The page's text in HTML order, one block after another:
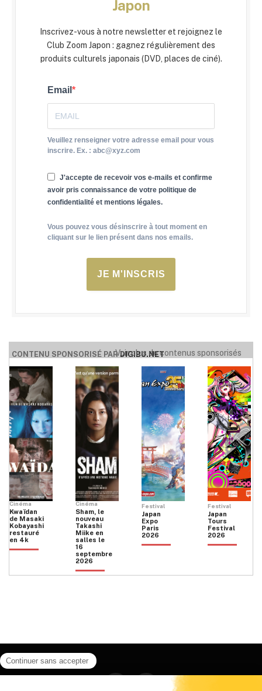
Japon
Inscrivez-vous à notre newsletter et rejoignez le
Club Zoom Japon : gagnez régulièrement des
produits culturels japonais (DVD, places de ciné).
Email
Veuillez renseigner votre adresse email pour vous
inscrire. Ex. : abc@xyz.com
J'accepte de recevoir vos e-mails et confirme
avoir pris connaissance de votre politique de
confidentialité et mentions légales.
Vous pouvez vous désinscrire à tout moment en
cliquant sur le lien présent dans nos emails.
JE M'INSCRIS
CONTENU SPONSORISÉ PARDIGIBU.NET
Voir plus de contenus sponsorisés
Cinéma
Kwaïdan
de Masaki
Kobayashi
restauré
en 4k
Cinéma
Sham, le
nouveau
Takashi
Miike en
salles le
16
septembre
2026
Festival
Japan
Expo
Paris
2026
Festival
Japan
Tours
Festival
2026